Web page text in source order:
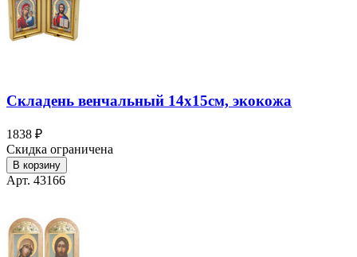
Складень венчальный 14х15см, экокожа
1838 ₽
Скидка ограничена
В корзину
Арт. 43166